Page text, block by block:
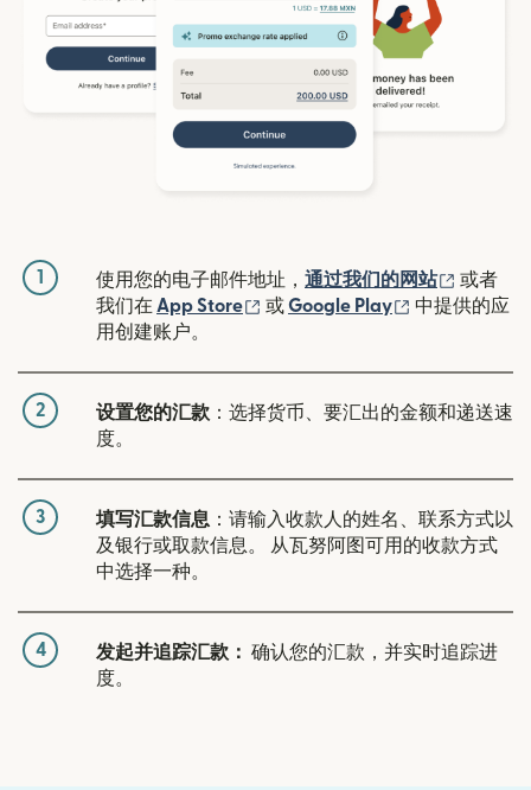
1 使用您的电子邮件地址， 通过我们的网站 （在新
或者
我们在 App Store （在新窗口中打开）
或Google Play （在新窗口中
中提供的应
用创建账户。
2 设置您的汇款 ：选择货币、要汇出的金额和递送速
度。
3 填写汇款信息 ：请输入收款人的姓名、联系方式以
及银行或取款信息。 从瓦努阿图可用的收款方式
中选择一种。
4 发起并追踪汇款： 确认您的汇款，并实时追踪进
度。